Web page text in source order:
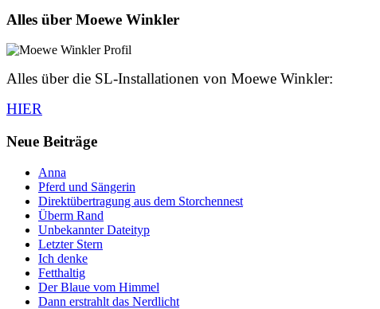
Alles über Moewe Winkler
Alles über die SL-Installationen von Moewe Winkler:
HIER
Neue Beiträge
Anna
Pferd und Sängerin
Direktübertragung aus dem Storchennest
Überm Rand
Unbekannter Dateityp
Letzter Stern
Ich denke
Fetthaltig
Der Blaue vom Himmel
Dann erstrahlt das Nerdlicht